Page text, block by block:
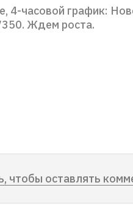
4-часовой график:
Ждем роста.
чтобы оставлять